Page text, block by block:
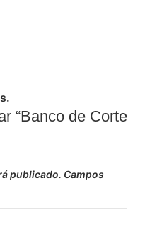
“Banco de Corte
publicado. Campos